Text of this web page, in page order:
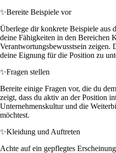
✨Bereite Beispiele vor
Überlege dir konkrete Beispiele aus
deine Fähigkeiten in den Bereichen
Verantwortungsbewusstsein zeigen.
deine Eignung für die Position zu
✨Fragen stellen
Bereite einige Fragen vor, die du
zeigt, dass du aktiv an der Position
Unternehmenskultur und die
möchtest.
✨Kleidung und Auftreten
Achte auf ein gepflegtes